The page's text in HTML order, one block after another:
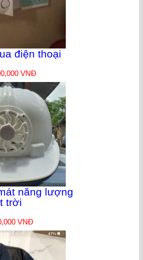
điện thoại
VNĐ
năng lượng
trời
VNĐ